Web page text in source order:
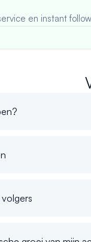
en instant